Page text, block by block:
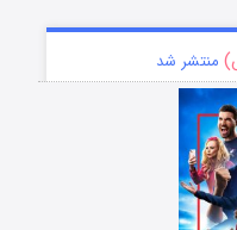
منتشر شد